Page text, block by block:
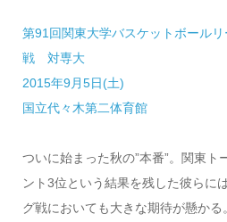
第91回関東大学バスケットボールリ
戦 対専大
2015年9月5日(土)
国立代々木第二体育館
ついに始まった秋の”本番”。関東ト
ント3位という結果を残した彼らに
グ戦においても大きな期待が懸かる。